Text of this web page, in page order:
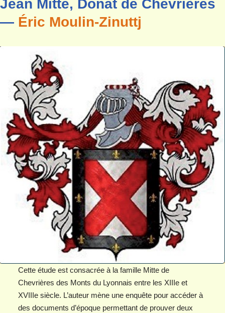
Jean Mitte, Donat de Chevrières
— Éric Moulin-Zinuttj
Cette étude est consacrée à la famille Mitte de
Chevrières des Monts du Lyonnais entre les XIIIe et
XVIIIe siècle. L’auteur mène une enquête pour accéder à
des documents d’époque permettant de prouver deux